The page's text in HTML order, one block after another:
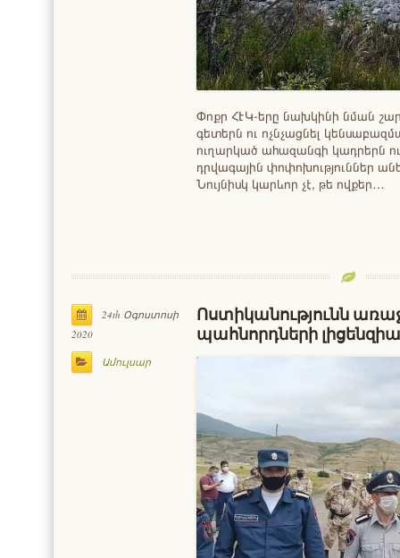
Փոքր ՀԷԿ-երը նախկինի նման
գետերն ու ոչնչացնել
ուղարկած ահազանգի կադրերն
դրվագային փոփոխություններ
Նույնիսկ կարևոր չէ, թե ովքեր…
24th Օգոստոսի
2020
Ամուլսար
Ոստիկանությունն
պահնորդների